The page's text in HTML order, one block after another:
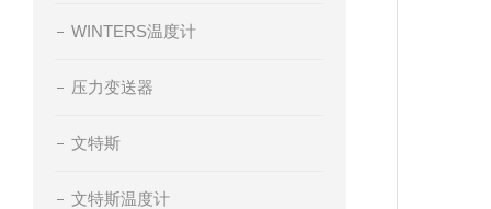
WINTERS温度计
压力变送器
文特斯
文特斯温度计